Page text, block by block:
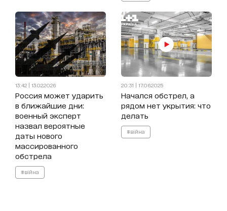
13:42 | 13.02.2026
Россия может ударить
в ближайшие дни:
военный эксперт
назвал вероятные
даты нового
массированного
обстрела
#війна
20:31 | 17.06.2025
Начался обстрел, а
рядом нет укрытия: что
делать
#війна